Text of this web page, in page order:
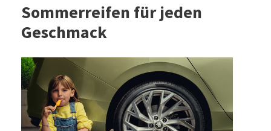
Sommerreifen für jeden
Geschmack